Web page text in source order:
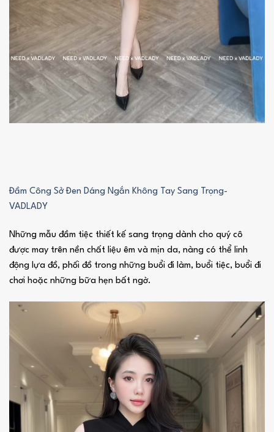
Đầm Công Sở Đen Dáng Ngắn Không Tay Sang Trọng-
VADLADY
Những mẫu đầm tiệc thiết kế sang trọng dành cho quý cô
được may trên nền chất liệu êm và mịn da, nàng có thể linh
động lựa đồ, phối đồ trong những buổi đi làm, buổi tiệc, buổi đi
chơi hoặc những bữa hẹn bất ngờ.